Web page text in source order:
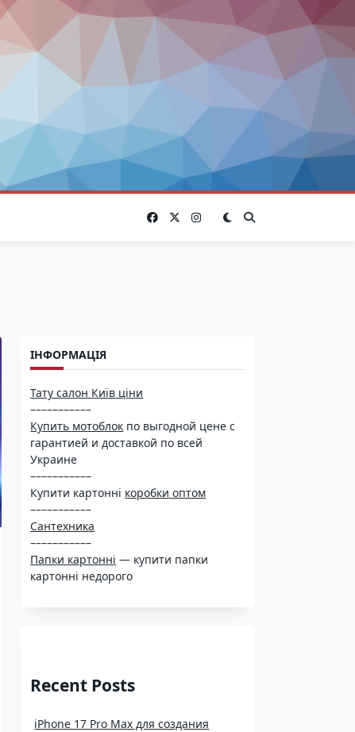
ІНФОРМАЦІЯ
Тату салон Київ ціни
–––––––––––
Купить мотоблок по выгодной цене с
гарантией и доставкой по всей
Украине
–––––––––––
Купити картонні коробки оптом
–––––––––––
Сантехника
–––––––––––
Папки картонні — купити папки
картонні недорого
Recent Posts
iPhone 17 Pro Max для создания